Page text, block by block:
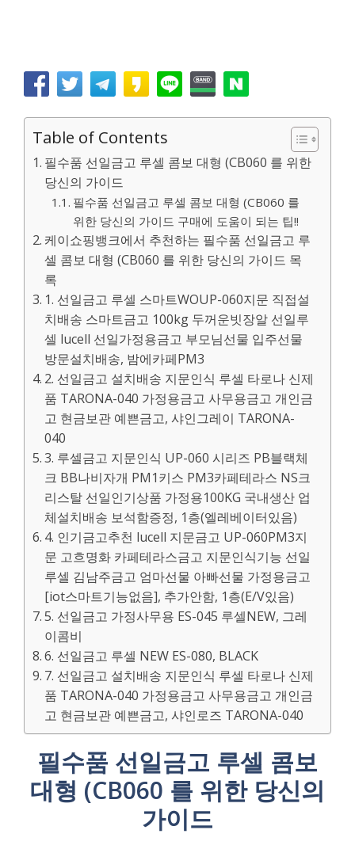
Table of Contents
필수품 선일금고 루셀 콤보 대형 (CB060 를 위한
당신의 가이드
필수품 선일금고 루셀 콤보 대형 (CB060 를
위한 당신의 가이드 구매에 도움이 되는 팁!!
케이쇼핑뱅크에서 추천하는 필수품 선일금고 루
셀 콤보 대형 (CB060 를 위한 당신의 가이드 목
록
1. 선일금고 루셀 스마트WOUP-060지문 직접설
치배송 스마트금고 100kg 두꺼운빗장알 선일루
셀 lucell 선일가정용금고 부모님선물 입주선물
방문설치배송, 밤에카페PM3
2. 선일금고 설치배송 지문인식 루셀 타로나 신제
품 TARONA-040 가정용금고 사무용금고 개인금
고 현금보관 예쁜금고, 샤인그레이 TARONA-
040
3. 루셀금고 지문인식 UP-060 시리즈 PB블랙체
크 BB나비자개 PM1키스 PM3카페테라스 NS크
리스탈 선일인기상품 가정용100KG 국내생산 업
체설치배송 보석함증정, 1층(엘레베이터있음)
4. 인기금고추천 lucell 지문금고 UP-060PM3지
문 고흐명화 카페테라스금고 지문인식기능 선일
루셀 김남주금고 엄마선물 아빠선물 가정용금고
[iot스마트기능없음], 추가안함, 1층(E/V있음)
5. 선일금고 가정사무용 ES-045 루셀NEW, 그레
이콤비
6. 선일금고 루셀 NEW ES-080, BLACK
7. 선일금고 설치배송 지문인식 루셀 타로나 신제
품 TARONA-040 가정용금고 사무용금고 개인금
고 현금보관 예쁜금고, 샤인로즈 TARONA-040
필수품 선일금고 루셀 콤보
대형 (CB060 를 위한 당신의
가이드